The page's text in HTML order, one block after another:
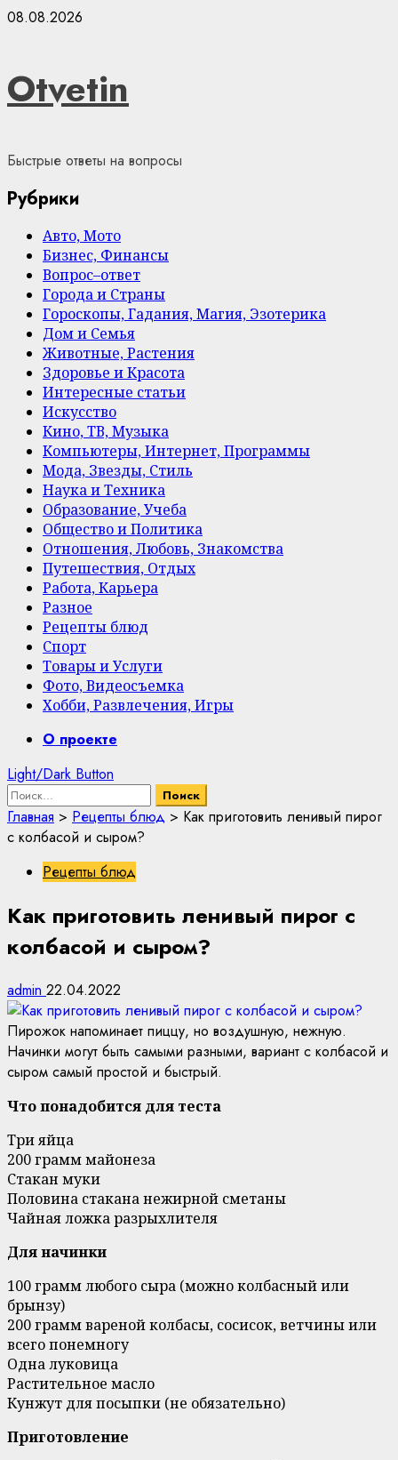
Skip
08.08.2026
Otvetin
Быстрые ответы на вопросы
Рубрики
Авто, Мото
Бизнес, Финансы
Вопрос–ответ
Города и Страны
Гороскопы, Гадания, Магия, Эзотерика
Дом и Семья
Животные, Растения
Здоровье и Красота
Интересные статьи
Искусство
Кино, ТВ, Музыка
Компьютеры, Интернет, Программы
Мода, Звезды, Стиль
Наука и Техника
Образование, Учеба
Общество и Политика
Отношения, Любовь, Знакомства
Путешествия, Отдых
Работа, Карьера
Разное
Рецепты блюд
Спорт
Товары и Услуги
Фото, Видеосъемка
Хобби, Развлечения, Игры
PrimaryО проекте
Light/Dark Button
Найти:
Главная > Рецепты блюд > Как приготовить ленивый пирог
с колбасой и сыром?
Рецепты блюд
Как приготовить ленивый пирог с
колбасой и сыром?
admin 22.04.2022
Пирожок напоминает пиццу, но воздушную, нежную.
Начинки могут быть самыми разными, вариант с колбасой и
сыром самый простой и быстрый.
Что понадобится для теста
Три яйца
200 грамм майонеза
Стакан муки
Половина стакана нежирной сметаны
Чайная ложка разрыхлителя
Для начинки
100 грамм любого сыра (можно колбасный или
брынзу)
200 грамм вареной колбасы, сосисок, ветчины или
всего понемногу
Одна луковица
Растительное масло
Кунжут для посыпки (не обязательно)
Приготовление